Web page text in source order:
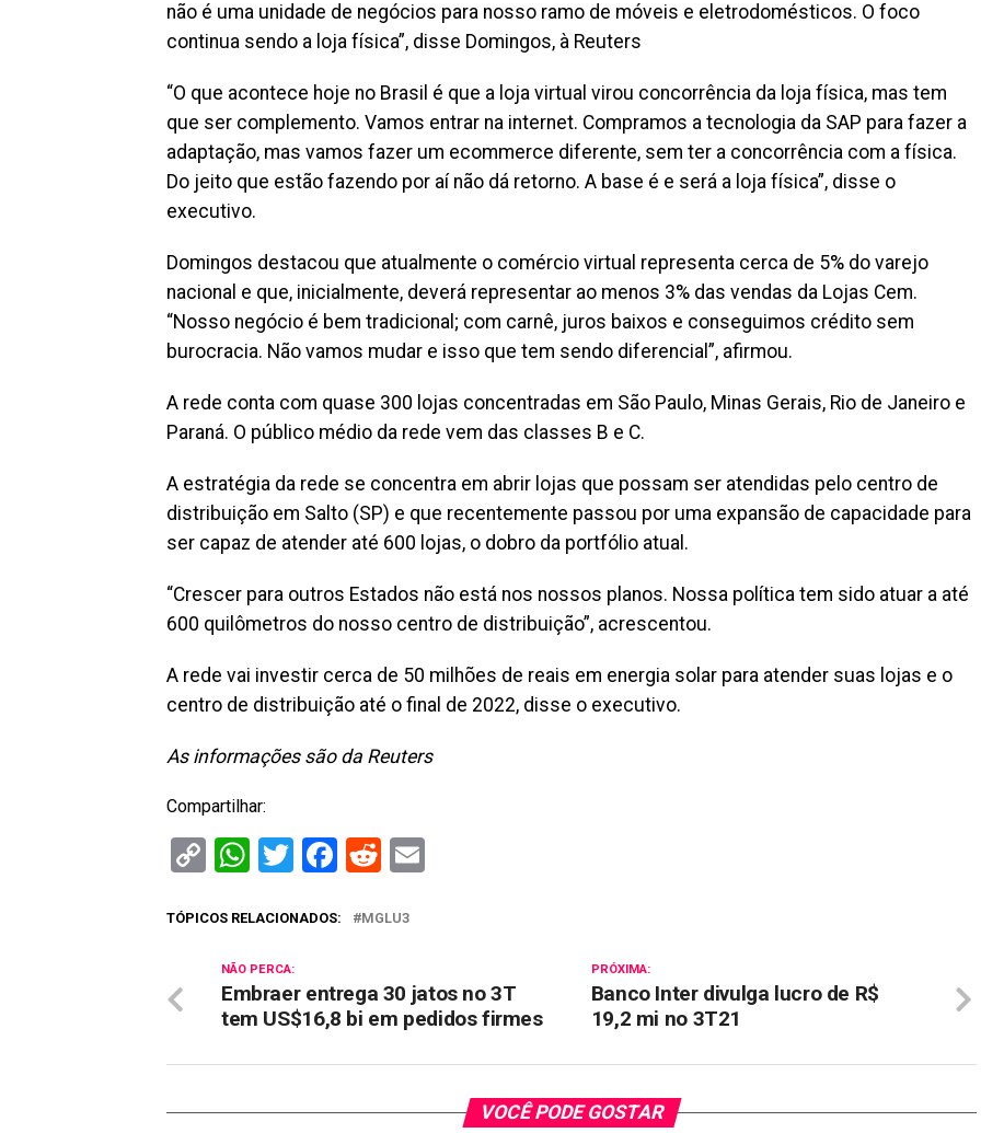
não é uma unidade de negócios para nosso ramo de móveis e eletrodomésticos. O foco
continua sendo a loja física”, disse Domingos, à Reuters
“O que acontece hoje no Brasil é que a loja virtual virou concorrência da loja física, mas tem
que ser complemento. Vamos entrar na internet. Compramos a tecnologia da SAP para fazer a
adaptação, mas vamos fazer um ecommerce diferente, sem ter a concorrência com a física.
Do jeito que estão fazendo por aí não dá retorno. A base é e será a loja física”, disse o
executivo.
Domingos destacou que atualmente o comércio virtual representa cerca de 5% do varejo
nacional e que, inicialmente, deverá representar ao menos 3% das vendas da Lojas Cem.
“Nosso negócio é bem tradicional; com carnê, juros baixos e conseguimos crédito sem
burocracia. Não vamos mudar e isso que tem sendo diferencial”, afirmou.
A rede conta com quase 300 lojas concentradas em São Paulo, Minas Gerais, Rio de Janeiro e
Paraná. O público médio da rede vem das classes B e C.
A estratégia da rede se concentra em abrir lojas que possam ser atendidas pelo centro de
distribuição em Salto (SP) e que recentemente passou por uma expansão de capacidade para
ser capaz de atender até 600 lojas, o dobro da portfólio atual.
“Crescer para outros Estados não está nos nossos planos. Nossa política tem sido atuar a até
600 quilômetros do nosso centro de distribuição”, acrescentou.
A rede vai investir cerca de 50 milhões de reais em energia solar para atender suas lojas e o
centro de distribuição até o final de 2022, disse o executivo.
As informações são da Reuters
Compartilhar:
CopyWhatsApp
Twitter
Facebook
Reddit
TÓPICOS RELACIONADOS: MGLU3
PRÓXIMA:
Banco Inter divulga lucro de R$
19,2 mi no 3T21
NÃO PERCA:
Embraer entrega 30 jatos no 3T
tem US$16,8 bi em pedidos firmes
VOCÊ PODE GOSTAR